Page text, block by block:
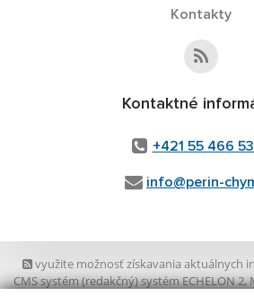
Kontakty
Kontaktné
+421 55 466 53
info@perin-
využite možnosť získavania aktuálnych
CMS systém (redakčný) systém ECHELON 2,